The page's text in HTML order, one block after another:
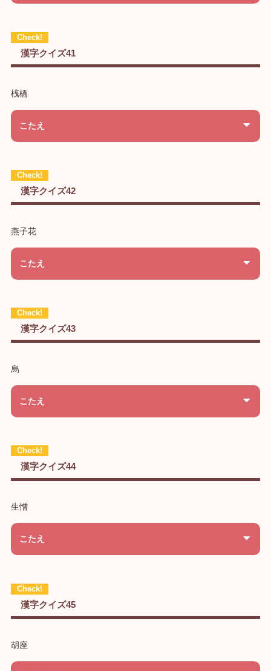
漢字クイズ41
桟橋
こたえ
漢字クイズ42
燕子花
こたえ
漢字クイズ43
烏
こたえ
漢字クイズ44
生憎
こたえ
漢字クイズ45
胡座